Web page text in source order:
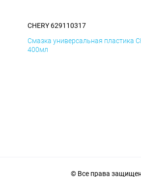
CHERY 629110317
Смазка универсальная пластика
400мл
© Все права